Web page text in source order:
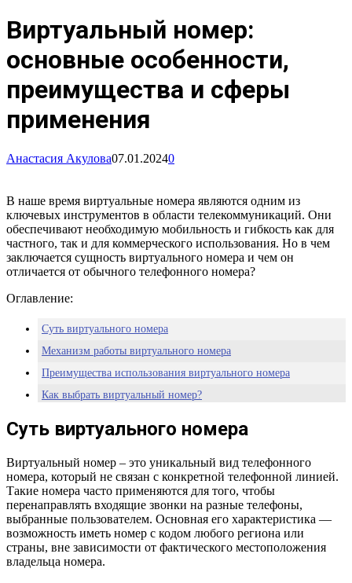
Виртуальный номер:
основные особенности,
преимущества и сферы
применения
Анастасия Акулова07.01.20240
В наше время виртуальные номера являются одним из
ключевых инструментов в области телекоммуникаций. Они
обеспечивают необходимую мобильность и гибкость как для
частного, так и для коммерческого использования. Но в чем
заключается сущность виртуального номера и чем он
отличается от обычного телефонного номера?
Оглавление:
Суть виртуального номера
Механизм работы виртуального номера
Преимущества использования виртуального номера
Как выбрать виртуальный номер?
Суть виртуального номера
Виртуальный номер – это уникальный вид телефонного
номера, который не связан с конкретной телефонной линией.
Такие номера часто применяются для того, чтобы
перенаправлять входящие звонки на разные телефоны,
выбранные пользователем. Основная его характеристика —
возможность иметь номер с кодом любого региона или
страны, вне зависимости от фактического местоположения
владельца номера.